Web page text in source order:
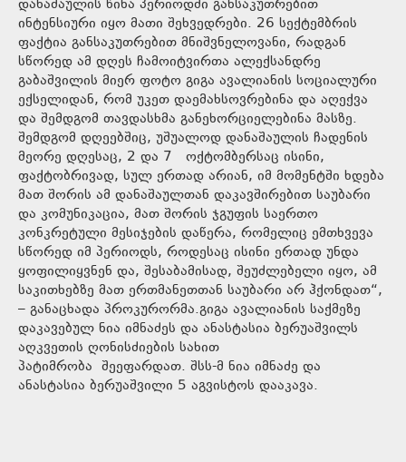
დანაშაულის წინა პერიოდში განსაკუთრებით
ინტენსიური იყო მათი შეხვედრები. 26 სექტემბრის
ფაქტია განსაკუთრებით მნიშვნელოვანი, რადგან
სწორედ ამ დღეს ჩამოიტვირთა ალექსანდრე
გაბაშვილის მიერ ფოტო გიგა ავალიანის სოციალური
ექსელიდან, რომ უკეთ დაემახსოვრებინა და აღექვა
და შემდგომ თავდასხმა განეხორციელებინა მასზე.
შემდგომ დღეებშიც, უშუალოდ დანაშაულის ჩადენის
მეორე დღესაც, 2 და 7 ოქტომბერსაც ისინი,
ფაქტობრივად, სულ ერთად არიან, იმ მომენტში ხდება
მათ შორის ამ დანაშაულთან დაკავშირებით საუბარი
და კომუნიკაცია, მათ შორის ჯგუფის საერთო
კონკრეტული მესიჯების დაწერა, რომელიც ემთხვევა
სწორედ იმ პერიოდს, როდესაც ისინი ერთად უნდა
ყოფილიყვნენ და, შესაბამისად, შეუძლებელი იყო, ამ
საკითხებზე მათ ერთმანეთთან საუბარი არ ჰქონდათ“,
– განაცხადა პროკურორმა.გიგა ავალიანის საქმეზე
დაკავებულ ნია იმნაძეს და ანასტასია ბერუაშვილს
აღკვეთის ღონისძიების სახით
პატიმრობა შეეფარდათ. შსს-მ ნია იმნაძე და
ანასტასია ბერუაშვილი 5 აგვისტოს დააკავა.